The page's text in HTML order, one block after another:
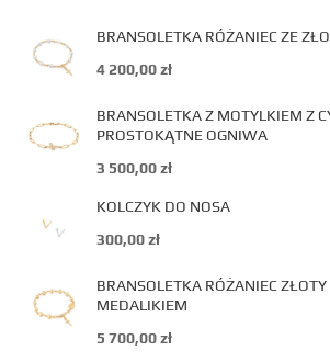
BRANSOLETKA RÓŻANIEC ZE
4 200,00zł
BRANSOLETKA Z MOTYLKIEM Z
PROSTOKĄTNE OGNIWA
3 500,00zł
KOLCZYK DO NOSA
300,00zł
BRANSOLETKA RÓŻANIEC
MEDALIKIEM
5 700,00zł